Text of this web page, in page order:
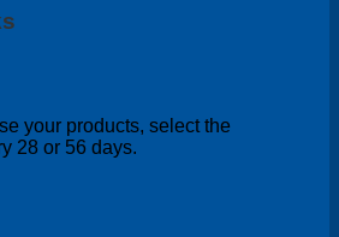
your products, select the
28 or 56 days.